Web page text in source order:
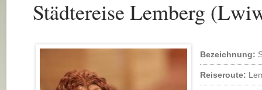
Städtereise Lemberg
Bezeichnung:
Reiseroute: